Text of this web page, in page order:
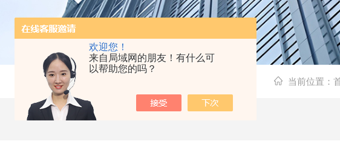
欢迎您！
来自局域网的朋友！有什么可
以帮助您的吗？
当前位置：